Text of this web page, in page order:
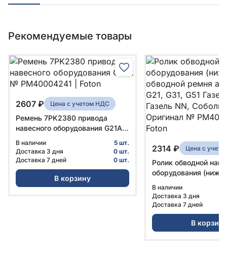
Рекомендуемые товары
2607 ₽ Цена с учетом НДС
Ремень 7PK2380 привода
навесного оборудования G21A
В наличии
5 шт.
Доставка 3 дня
0 шт.
Доставка 7 дней
0 шт.
В корзину
2314 ₽ Цена с
Ролик обводной
оборудования
G31, G51 Газель
NN, Соболь NN
PM40005155 | Foton
В наличии
Доставка 3 дня
Доставка 7 дней
В корзину